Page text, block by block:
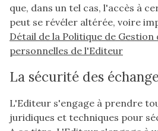
que, dans un tel cas, l'accès à
peut se révéler altérée, voire
Détail de la Politique de Gestion
personnelles de l'Editeur
La sécurité des
L'Editeur s'engage à prendre
juridiques et techniques pour